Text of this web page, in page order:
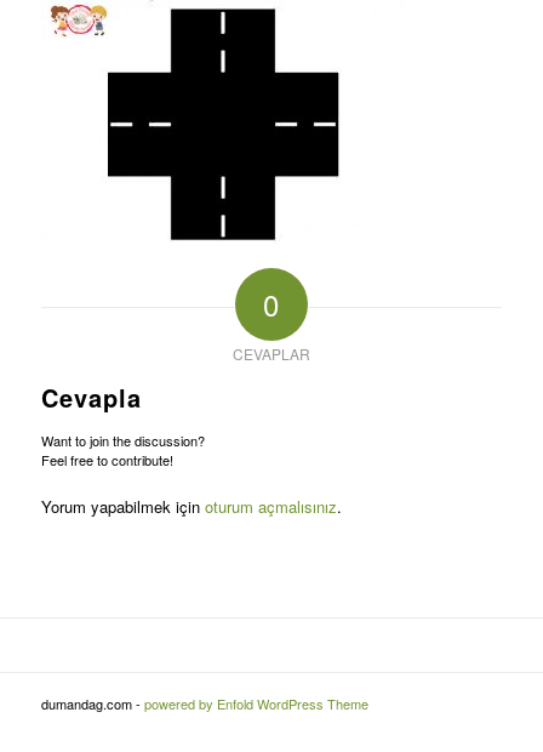
0
CEVAPLAR
Cevapla
Want to join the discussion?
Feel free to contribute!
Yorum yapabilmek için oturum açmalısınız.
dumandag.com - powered by Enfold WordPress Theme